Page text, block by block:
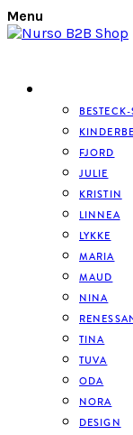
Menu
BESTECK-
FJORD
JULIE
KRISTIN
LINNEA
LYKKE
MARIA
MAUD
NINA
TINA
TUVA
ODA
NORA
DESIGN